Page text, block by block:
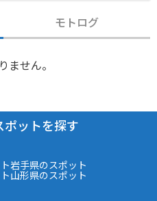
モトログ
ません。
ットを探す
岩手県のスポット
山形県のスポット